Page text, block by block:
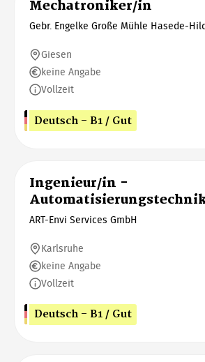
Mechatroniker/in
Gebr. Engelke Große Mühle Hasede-
Giesen
keine Angabe
Vollzeit
Deutsch - B1 / Gut
Ingenieur/in -
ART-Envi Services GmbH
Karlsruhe
keine Angabe
Vollzeit
Deutsch - B1 / Gut